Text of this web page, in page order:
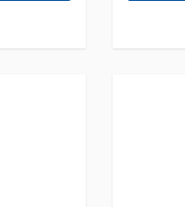
ветра от